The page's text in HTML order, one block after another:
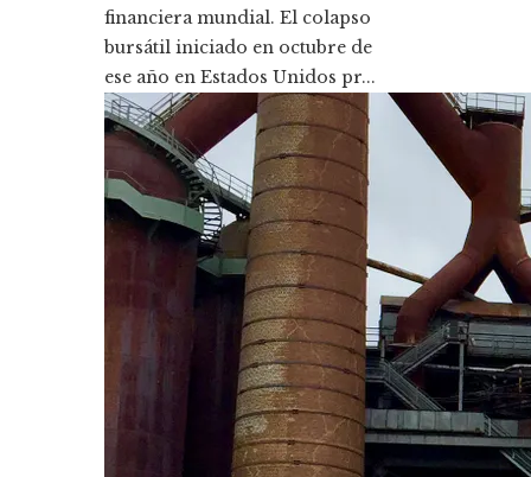
financiera mundial. El colapso
bursátil iniciado en octubre de
ese año en Estados Unidos pr...